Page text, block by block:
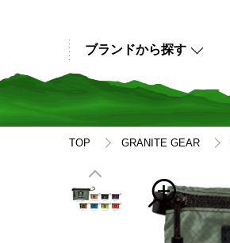
ブランドから探す
TOP GRANITE GEAR